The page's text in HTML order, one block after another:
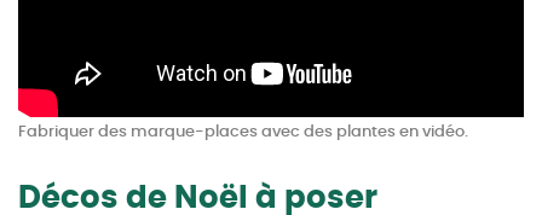
Fabriquer des marque-places avec des plantes en vidéo.
Décos de Noël à poser